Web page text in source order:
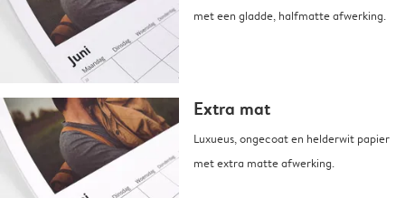
met een gladde, halfmatte afwerking.
Extra mat
Luxueus, ongecoat en helderwit papier
met extra matte afwerking.